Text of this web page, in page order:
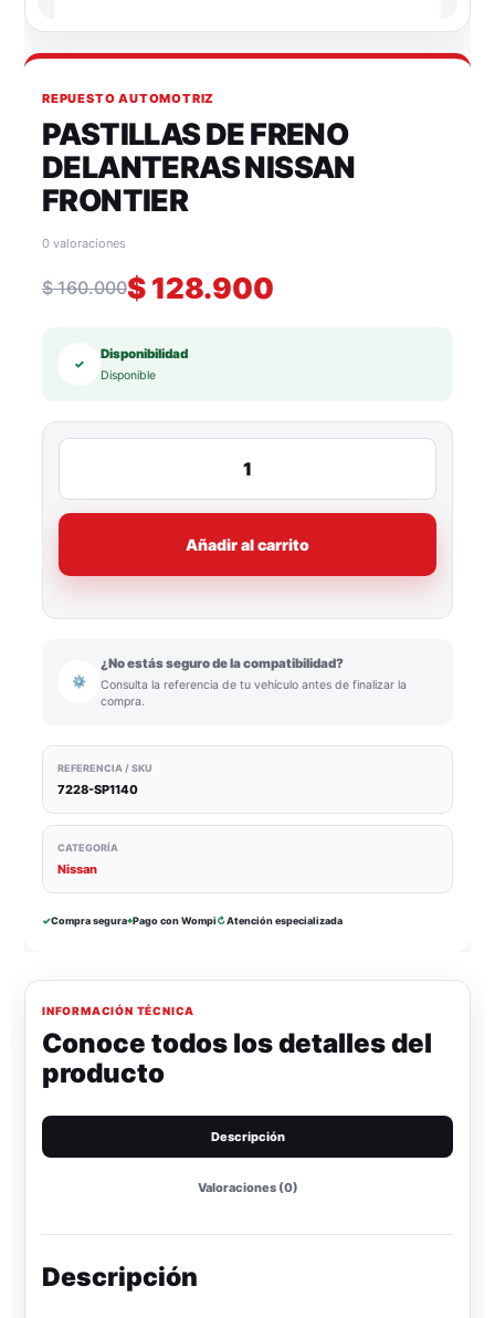
REPUESTO AUTOMOTRIZ
PASTILLAS DE FRENO
DELANTERAS NISSAN
FRONTIER
0 valoraciones
$160.000$128.900
✓
Disponibilidad
Disponible
Añadir al carrito
⚙
¿No estás seguro de la compatibilidad?
Consulta la referencia de tu vehículo antes de finalizar la
compra.
REFERENCIA / SKU
7228-SP1140
CATEGORÍA
Nissan
✓Compra segura⌖Pago con Wompi↻Atención especializada
INFORMACIÓN TÉCNICA
Conoce todos los detalles del
producto
Descripción
Valoraciones (0)
Descripción